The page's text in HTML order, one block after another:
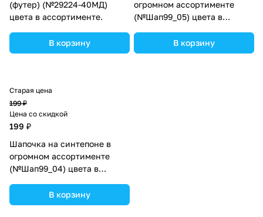
(футер) (№29224-40МД)
цвета в ассортименте.
В корзину
огромном ассортименте
(№Шап99_05) цвета в
В корзину
Старая цена
199 ₽
Цена со скидкой
199 ₽
Шапочка на синтепоне в
огромном ассортименте
(№Шап99_04) цвета в
В корзину